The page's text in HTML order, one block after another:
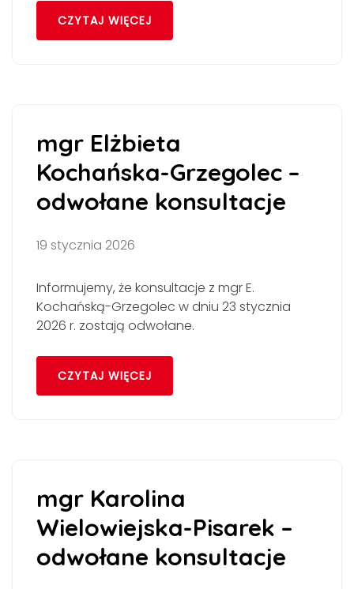
CZYTAJ WIĘCEJ
mgr Elżbieta
Kochańska-Grzegolec –
odwołane konsultacje
19 stycznia 2026
Informujemy, że konsultacje z mgr E.
Kochańską-Grzegolec w dniu 23 stycznia
2026 r. zostają odwołane.
CZYTAJ WIĘCEJ
mgr Karolina
Wielowiejska-Pisarek –
odwołane konsultacje